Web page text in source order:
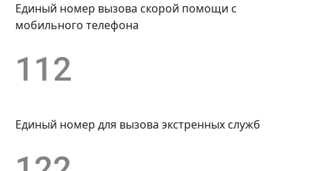
Единый номер вызова скорой помощи с
мобильного телефона
112
Единый номер для вызова экстренных служб